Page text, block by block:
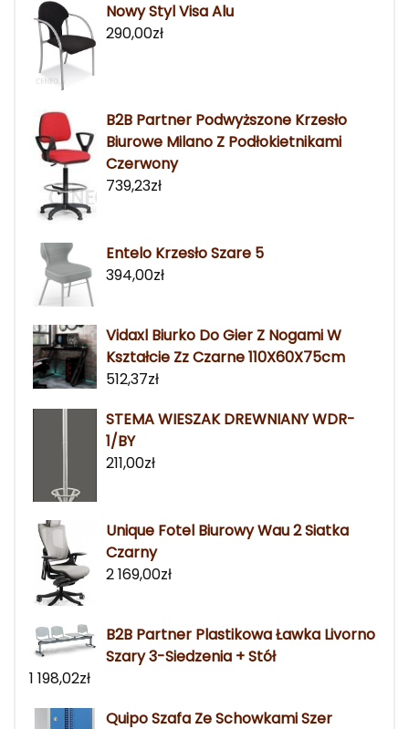
Nowy Styl Visa Alu
290,00zł
B2B Partner Podwyższone Krzesło
Biurowe Milano Z Podłokietnikami
Czerwony
739,23zł
Entelo Krzesło Szare 5
394,00zł
Vidaxl Biurko Do Gier Z Nogami W
Kształcie Zz Czarne 110X60X75cm
512,37zł
STEMA WIESZAK DREWNIANY WDR-
1/BY
211,00zł
Unique Fotel Biurowy Wau 2 Siatka
Czarny
2 169,00zł
B2B Partner Plastikowa Ławka Livorno
Szary 3-Siedzenia + Stół
1 198,02zł
Quipo Szafa Ze Schowkami Szer